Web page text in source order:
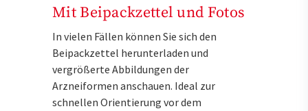
Mit Beipackzettel und Fotos
In vielen Fällen können Sie sich den
Beipackzettel herunterladen und
vergrößerte Abbildungen der
Arzneiformen anschauen. Ideal zur
schnellen Orientierung vor dem